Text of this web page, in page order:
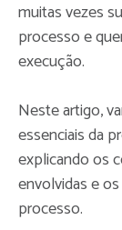
muitas vezes
processo e
execução.
Neste artigo,
essenciais da
explicando os
envolvidas e
processo.